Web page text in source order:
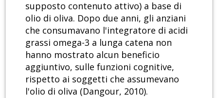
supposto contenuto attivo) a base di
olio di oliva. Dopo due anni, gli anziani
che consumavano l'integratore di acidi
grassi omega-3 a lunga catena non
hanno mostrato alcun beneficio
aggiuntivo, sulle funzioni cognitive,
rispetto ai soggetti che assumevano
l'olio di oliva (Dangour, 2010).